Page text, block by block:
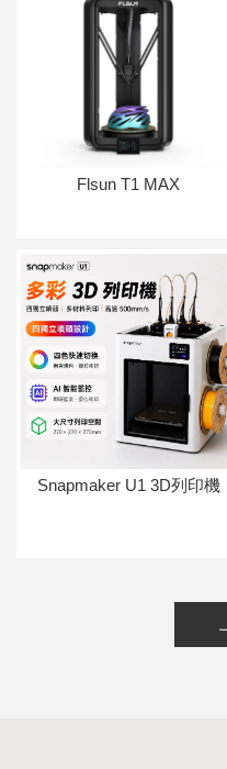
Flsun T1 MAX
Snapmaker U1 3D列印機